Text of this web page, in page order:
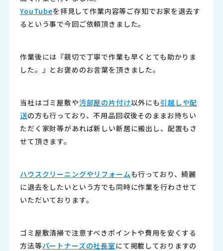
YouTubeを拝見して作業内容等ご存知でお家を退去す
るとい う事で今回ご依頼頂きました。
作業後には『親切で丁寧で作業も早くとても助かりま
した。』とお褒めのお言葉を頂きました。
当社はゴミ屋敷や汚部屋の片付け以外にも 引越しや配
送の方も行っ ており、不用品回収後そのままお持ちい
ただく家財等があれば新しい新居に搬出し、配置もさ
せて頂きます。
ハウスクリーニングやリフォームも行っており、綺麗
に退去をしたいという方でも同時に作業を行わさせて
いただいております。
ゴミ屋敷清掃で注意すべきポイントや費用を安くする
方法等パート ナーズの社長室にて掲載しておりますの